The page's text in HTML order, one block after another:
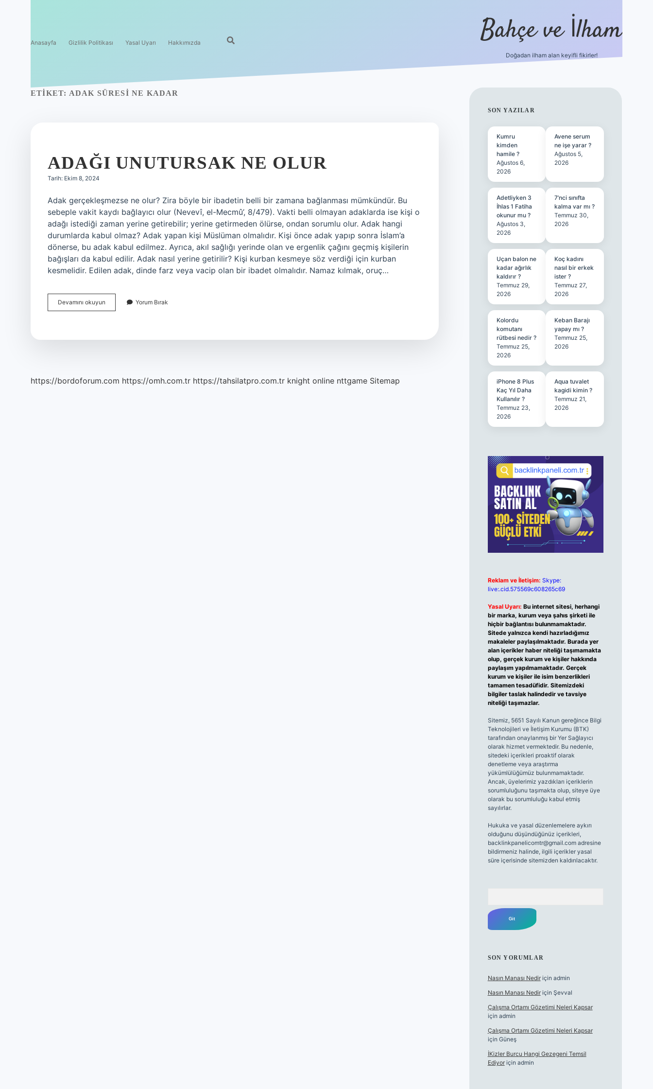
Anasayfa Gizlilik Politikası Yasal Uyarı Hakkımızda Bahçe ve İlham
Doğadan ilham alan keyifli fikirler!
ETIKET: ADAK SÜRESI NE KADAR
ADAĞI UNUTURSAK NE OLUR
Tarih: Ekim 8, 2024
Adak gerçekleşmezse ne olur? Zira böyle bir ibadetin belli bir zamana bağlanması mümkündür. Bu
sebeple vakit kaydı bağlayıcı olur (Nevevî, el-Mecmû’, 8/479). Vakti belli olmayan adaklarda ise kişi o
adağı istediği zaman yerine getirebilir; yerine getirmeden ölürse, ondan sorumlu olur. Adak hangi
durumlarda kabul olmaz? Adak yapan kişi Müslüman olmalıdır. Kişi önce adak yapıp sonra İslam’a
dönerse, bu adak kabul edilmez. Ayrıca, akıl sağlığı yerinde olan ve ergenlik çağını geçmiş kişilerin
bağışları da kabul edilir. Adak nasıl yerine getirilir? Kişi kurban kesmeye söz verdiği için kurban
kesmelidir. Edilen adak, dinde farz veya vacip olan bir ibadet olmalıdır. Namaz kılmak, oruç…
Devamını okuyun
Unutursak
Yorum Bırak
https://bordoforum.com https://omh.com.tr https://tahsilatpro.com.tr knight online nttgame Sitemap
SIDEBAR
SON YAZILAR
Kumru
kimden
hamile ?
Ağustos 6,
2026
Avene serum
ne işe yarar ?
Ağustos 5,
2026
Adetliyken 3
İhlas 1 Fatiha
okunur mu ?
Ağustos 3,
2026
7’nci sınıfta
kalma var mı ?
Temmuz 30,
2026
Uçan balon ne
kadar ağırlık
kaldırır ?
Temmuz 29,
2026
Koç kadını
nasıl bir erkek
ister ?
Temmuz 27,
2026
Kolordu
komutanı
rütbesi nedir ?
Temmuz 25,
2026
Keban Barajı
yapay mı ?
Temmuz 25,
2026
iPhone 8 Plus
Kaç Yıl Daha
Kullanılır ?
Temmuz 23,
2026
Aqua tuvalet
kagidi kimin ?
Temmuz 21,
2026
Reklam ve İletişim: Skype:
live:.cid.575569c608265c69
Yasal Uyarı: Bu internet sitesi, herhangi
bir marka, kurum veya şahıs şirketi ile
hiçbir bağlantısı bulunmamaktadır.
Sitede yalnızca kendi hazırladığımız
makaleler paylaşılmaktadır. Burada yer
alan içerikler haber niteliği taşımamakta
olup, gerçek kurum ve kişiler hakkında
paylaşım yapılmamaktadır. Gerçek
kurum ve kişiler ile isim benzerlikleri
tamamen tesadüfidir. Sitemizdeki
bilgiler taslak halindedir ve tavsiye
niteliği taşımazlar.
Sitemiz, 5651 Sayılı Kanun gereğince Bilgi
Teknolojileri ve İletişim Kurumu (BTK)
tarafından onaylanmış bir Yer Sağlayıcı
olarak hizmet vermektedir. Bu nedenle,
sitedeki içerikleri proaktif olarak
denetleme veya araştırma
yükümlülüğümüz bulunmamaktadır.
Ancak, üyelerimiz yazdıkları içeriklerin
sorumluluğunu taşımakta olup, siteye üye
olarak bu sorumluluğu kabul etmiş
sayılırlar.
Hukuka ve yasal düzenlemelere aykırı
olduğunu düşündüğünüz içerikleri,
backlinkpanelicomtr@gmail.comadresine
bildirmeniz halinde, ilgili içerikler yasal
süre içerisinde sitemizden kaldırılacaktır.
SON YORUMLAR
Nasın Manası Nediriçin admin
Nasın Manası Nediriçin Şevval
Çalışma Ortamı Gözetimi Neleri Kapsar
için admin
Çalışma Ortamı Gözetimi Neleri Kapsar
için Güneş
İKizler Burcu Hangi Gezegeni Temsil
Ediyoriçin admin
ilbet yeni giriş betexper